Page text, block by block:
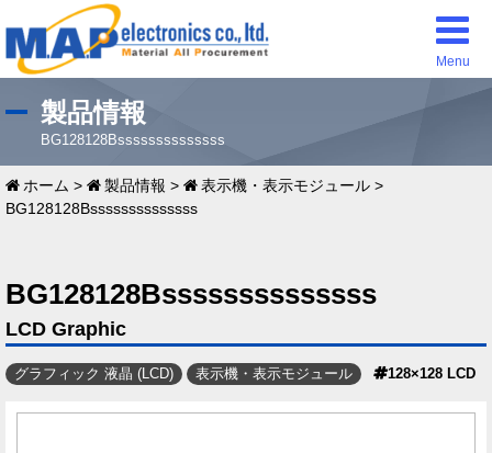
Menu
製品情報
BG128128Bssssssssssssss
ホーム > 製品情報 > 表示機・表示モジュール >
BG128128Bssssssssssssss
BG128128Bssssssssssssss
LCD Graphic
グラフィック 液晶 (LCD) 表示機・表示モジュール 128×128 LCD